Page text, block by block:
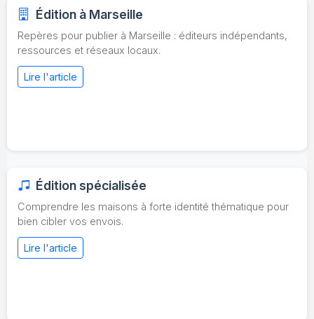
Édition à Marseille
Repères pour publier à Marseille : éditeurs indépendants,
ressources et réseaux locaux.
Lire l'article
Édition spécialisée
Comprendre les maisons à forte identité thématique pour
bien cibler vos envois.
Lire l'article